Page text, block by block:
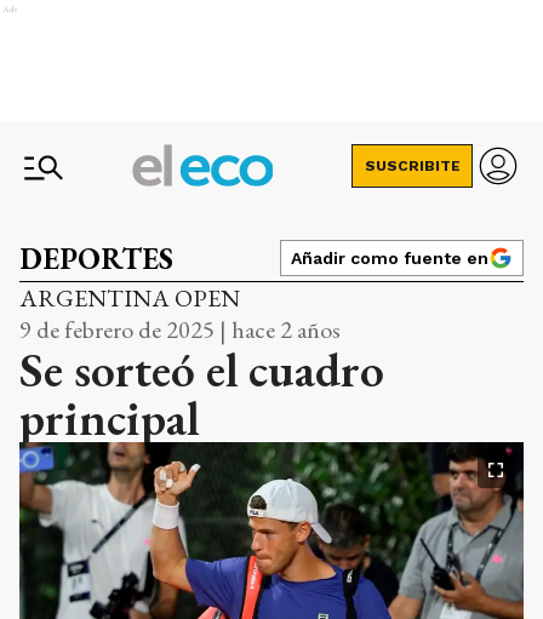
Ads
SUSCRIBITE
DEPORTES Añadir como fuente en
ARGENTINA OPEN
9 de febrero de 2025 | hace 2 años
Se sorteó el cuadro
principal